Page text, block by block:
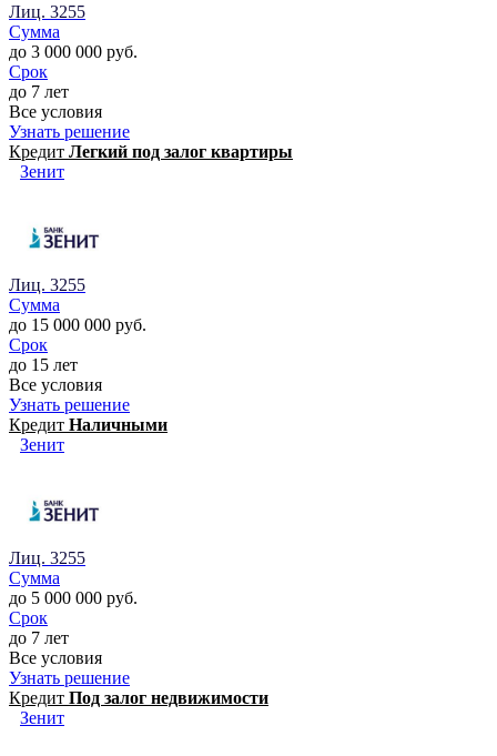
Лиц. 3255
Сумма
до 3 000 000 руб.
Срок
до 7 лет
Все условия
Узнать решение
Кредит Легкий под залог квартиры
Зенит
Лиц. 3255
Сумма
до 15 000 000 руб.
Срок
до 15 лет
Все условия
Узнать решение
Кредит Наличными
Зенит
Лиц. 3255
Сумма
до 5 000 000 руб.
Срок
до 7 лет
Все условия
Узнать решение
Кредит Под залог недвижимости
Зенит